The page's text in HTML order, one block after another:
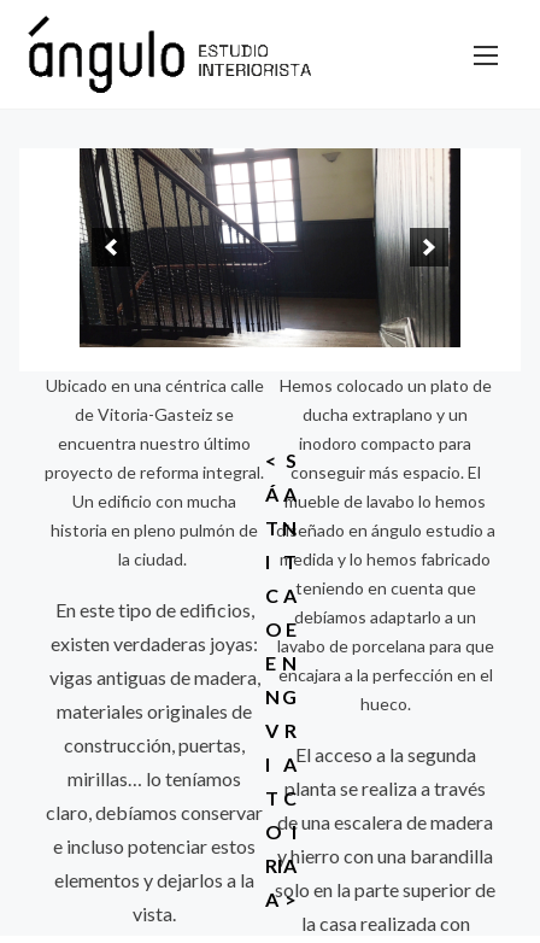
Ubicado en una céntrica calle
de Vitoria-Gasteiz se
encuentra nuestro último
proyecto de reforma integral.
Un edificio con mucha
historia en pleno pulmón de
la ciudad.
En este tipo de edificios,
existen verdaderas joyas:
vigas antiguas de madera,
materiales originales de
construcción, puertas,
mirillas… lo teníamos
claro, debíamos conservar
e incluso potenciar estos
elementos y dejarlos a la
vista.
Hemos colocado un plato de
ducha extraplano y un
inodoro compacto para
conseguir más espacio. El
mueble de lavabo lo hemos
diseñado en ángulo estudio a
medida y lo hemos fabricado
teniendo en cuenta que
debíamos adaptarlo a un
lavabo de porcelana para que
encajara a la perfección en el
hueco.
El acceso a la segunda
planta se realiza a través
de una escalera de madera
y hierro con una barandilla
solo en la parte superior de
la casa realizada con
<
Á
T
I
C
O
E
N
V
I
T
O
RI
A
S
A
N
T
A
E
N
G
R
A
C
I
A
>